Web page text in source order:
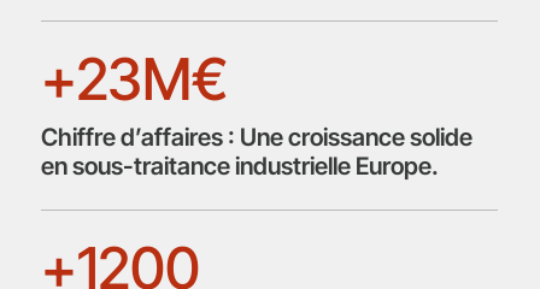
+23M€
Chiffre d’affaires : Une croissance solide
en sous-traitance industrielle Europe.
+1200